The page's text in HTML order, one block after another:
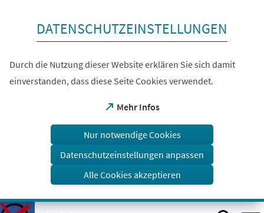
Visuelle
DATENSCHUTZEINSTELLUNGEN
Durch die Nutzung dieser Website erklären Sie sich damit
einverstanden, dass diese Seite Cookies verwendet.
Mehr Infos
(Öffnet
einem
Tab)
Nur notwendige Cookies
Datenschutzeinstellungen anpassen
Alle Cookies akzeptieren